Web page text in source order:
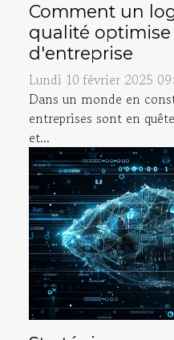
Comment un
qualité
d'entreprise
Lundi 10 février 2025
Dans un monde en
entreprises sont en
et...